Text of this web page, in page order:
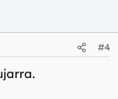
#4